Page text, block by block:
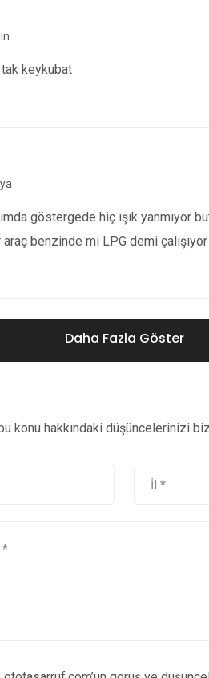
tak keykubat
göstergede hiç ışık yanmıyor
araç benzinde mi LPG demi
Daha Fazla Göster
konu hakkındaki düşüncelerinizi